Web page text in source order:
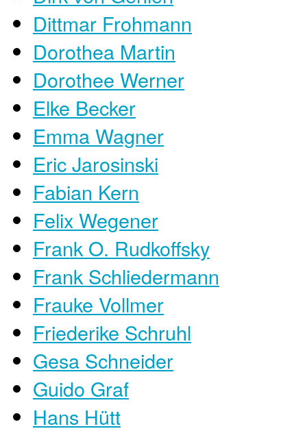
Dittmar Frohmann
Dorothea Martin
Dorothee Werner
Elke Becker
Emma Wagner
Eric Jarosinski
Fabian Kern
Felix Wegener
Frank O. Rudkoffsky
Frank Schliedermann
Frauke Vollmer
Friederike Schruhl
Gesa Schneider
Guido Graf
Hans Hütt